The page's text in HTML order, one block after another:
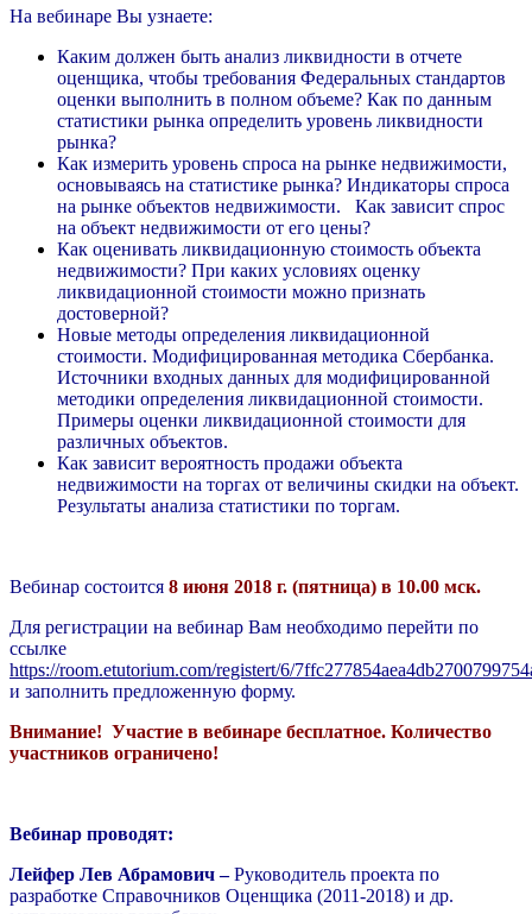
На вебинаре Вы узнаете:
Каким должен быть анализ ликвидности в отчете
оценщика, чтобы требования Федеральных стандартов
оценки выполнить в полном объеме? Как по данным
статистики рынка определить уровень ликвидности
рынка?
Как измерить уровень спроса на рынке недвижимости,
основываясь на статистике рынка? Индикаторы спроса
на рынке объектов недвижимости. Как зависит спрос
на объект недвижимости от его цены?
Как оценивать ликвидационную стоимость объекта
недвижимости? При каких условиях оценку
ликвидационной стоимости можно признать
достоверной?
Новые методы определения ликвидационной
стоимости. Модифицированная методика Сбербанка.
Источники входных данных для модифицированной
методики определения ликвидационной стоимости.
Примеры оценки ликвидационной стоимости для
различных объектов.
Как зависит вероятность продажи объекта
недвижимости на торгах от величины скидки на объект.
Результаты анализа статистики по торгам.
Вебинар состоится 8 июня 2018 г. (пятница) в 10.00 мск.
Для регистрации на вебинар Вам необходимо перейти по
ссылке
https://room.etutorium.com/registert/6/
и заполнить предложенную форму.
Внимание! Участие в вебинаре бесплатное. Количество
участников ограничено!
Вебинар проводят:
Лейфер Лев Абрамович –Руководитель проекта по
разработке Справочников Оценщика (2011-2018) и др.